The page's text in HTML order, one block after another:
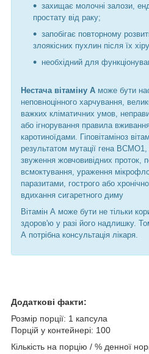
захищає молочні залози,
простату від раку;
запобігає повторному
злоякісних пухлин після їх
необхідний для
Нестача вітаміну А може бути
неповноцінного харчування,
важких кліматичних умов,
або ігнорування правила
каротиноїдами. Гіповітаміноз
результатом мутації гена ВСМО1,
звуження жовчовивідних проток,
всмоктування, ураження
паразитами, гострого або
вдихання сигаретного диму
Вітамін А може бути не тільки
здоров'ю у разі його надлишку.
А потрібна консультація лікаря.
Додаткові факти:
Розмір порції: 1 капсула
Порцій у контейнері: 100
Кількість на порцію / % денної